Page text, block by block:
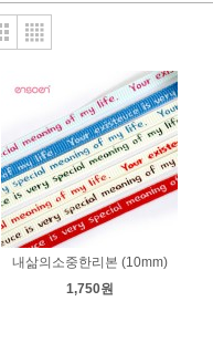
내삶의소중한리본 (10mm)
1,750원